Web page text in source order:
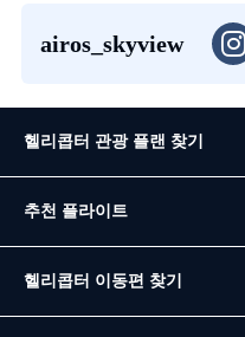
airos_skyview
헬리콥터 관광 플랜 찾기
추천 플라이트
헬리콥터 이동편 찾기